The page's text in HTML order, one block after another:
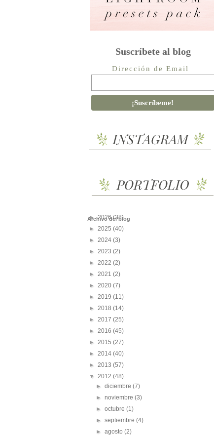
Suscríbete al blog
Dirección de Email
Archivo del blog
►2026(38)
► 2025 (40)
► 2024 (3)
► 2023 (2)
► 2022 (2)
► 2021 (2)
► 2020 (7)
► 2019 (11)
► 2018 (14)
► 2017 (25)
► 2016 (45)
► 2015 (27)
► 2014 (40)
► 2013 (57)
▼ 2012 (48)
►diciembre(7)
►noviembre(3)
►octubre(1)
►septiembre(4)
►agosto(2)